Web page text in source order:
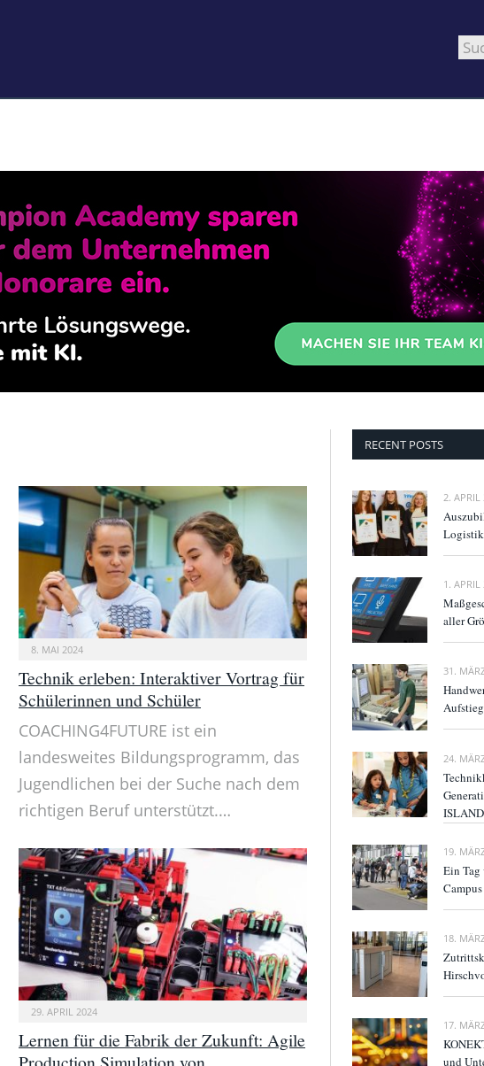
8. MAI 2024
Technik erleben: Interaktiver Vortrag für
Schülerinnen und Schüler
COACHING4FUTURE ist ein
landesweites Bildungsprogramm, das
Jugendlichen bei der Suche nach dem
richtigen Beruf unterstützt.…
29. APRIL 2024
Lernen für die Fabrik der Zukunft: Agile
RECENT POSTS
2. APRIL
1. APRIL
aller
31.
24.
19.
Ein
18.
17.
und